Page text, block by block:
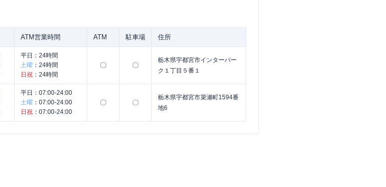
ATM営業時間 ATM 駐車場 住所
平日： 24時間
土曜 ： 24時間
日祝 ： 24時間
〇 〇
栃木県宇都宮市インターパー
ク１丁目５番１
平日： 07:00-24:00
土曜 ： 07:00-24:00
日祝 ： 07:00-24:00
〇 〇
栃木県宇都宮市簗瀬町1594番
地6